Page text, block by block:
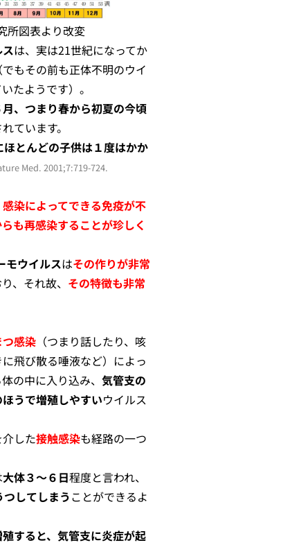
所図表より改変
は、実は21世紀になってか
もその前も正体不明のウイ
たようです）。
、つまり春から初夏の今頃
ています。
ほとんどの子供は１度はかか
Med. 2001;7:719-724.
感染によってできる免疫が不
も再感染することが珍しく
モウイルスはその作りが非常
、それ故、 その特徴も非常
感染 （つまり話したり、咳
飛び散る唾液など）によっ
の中に入り込み、 気管支の
うで増殖しやすいウイルス
した接触感染も経路の一つ
大体３～６日程度と言われ、
してしまうことができるよ
すると、気管支に炎症が起